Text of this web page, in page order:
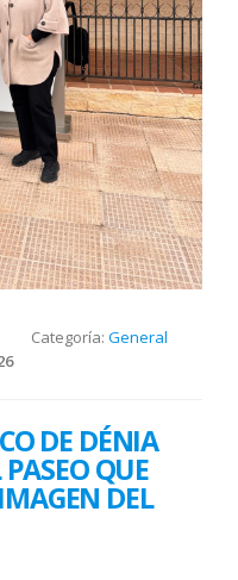
Categoría: General
DE DÉNIA
QUE
DEL